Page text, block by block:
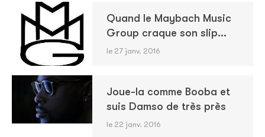
Quand le Maybach Music
Group craque son slip...
le 27 janv. 2016
Joue-la comme Booba et
suis Damso de très près
le 22 janv. 2016